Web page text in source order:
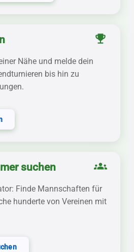
emoji_events
Nähe und melde dein
bis hin zu
suchen groups
Finde Mannschaften für
hunderte von Vereinen mit